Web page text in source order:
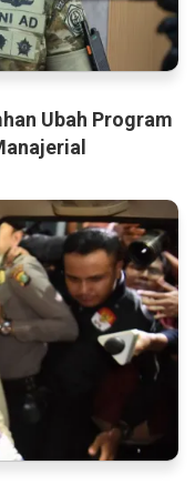
Ubah Program